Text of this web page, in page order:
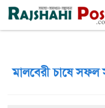
রাজশাহী শনিবার, ৮ই আগস্ট ২০২৬,
মালবেরী চাষে সফল